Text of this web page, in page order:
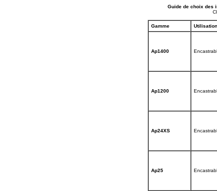
Guide de choix des
Gamme Utilisation
Ap1400
Ap1200
Ap24XS
Ap25